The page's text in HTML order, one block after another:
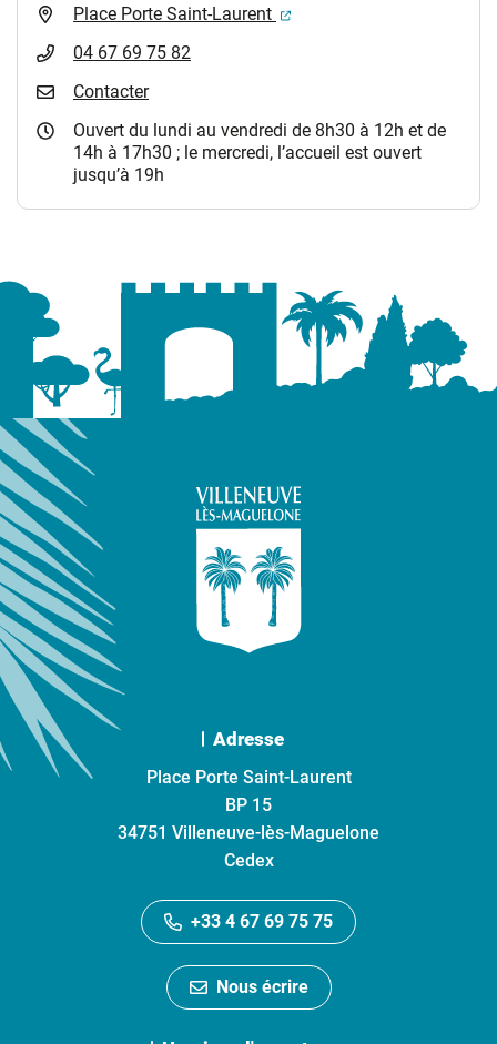
Place Porte Saint-Laurent
(ouverture dans un
04 67 69 75 82
Contacter
Ouvert du lundi au vendredi de 8h30 à 12h et de
14h à 17h30 ; le mercredi, l’accueil est ouvert
jusqu’à 19h
Adresse
Place Porte Saint-Laurent
BP 15
34751 Villeneuve-lès-Maguelone
Cedex
+33 4 67 69 75 75
Nous écrire